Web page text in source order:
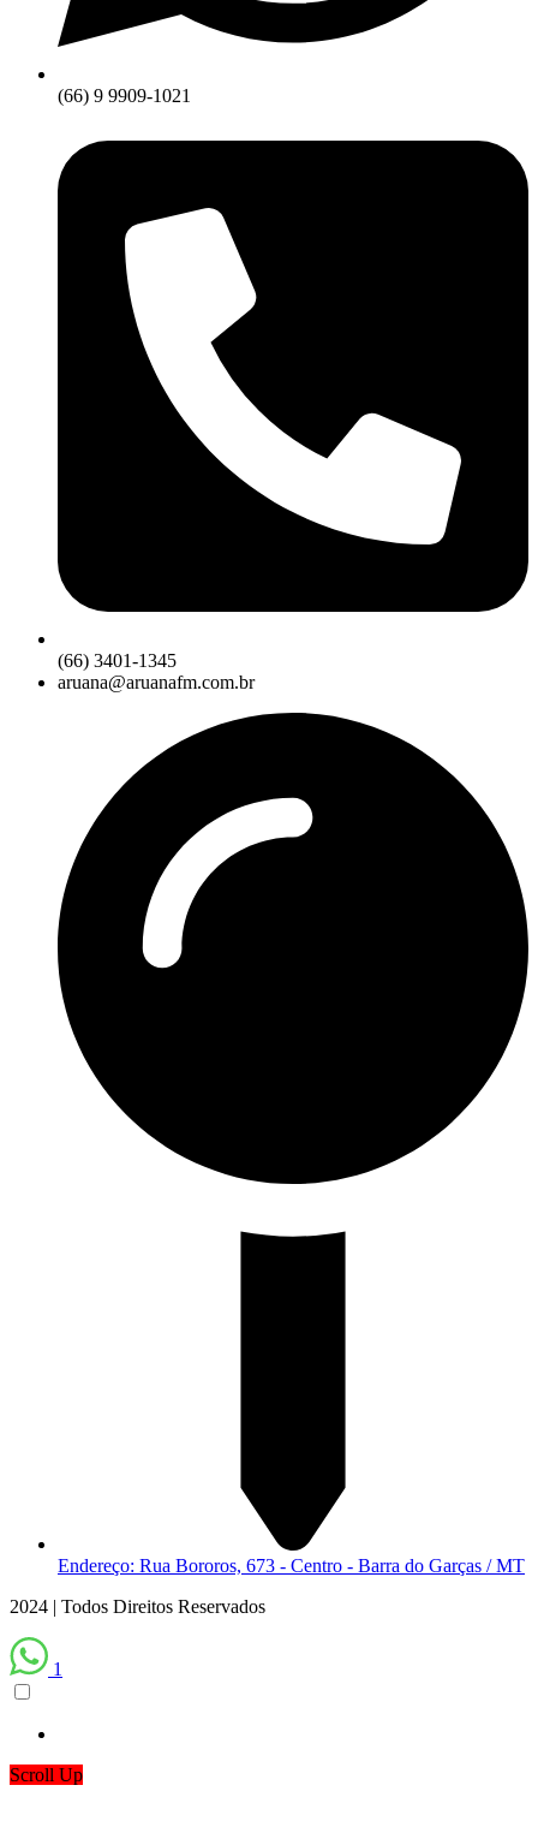
(66) 9 9909-1021
(66) 3401-1345
aruana@aruanafm.com.br
Endereço: Rua Bororos, 673 - Centro - Barra do Garças / MT
2024 | Todos Direitos Reservados
1
Scroll Up